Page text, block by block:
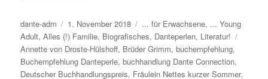
Autor
dante-adm
Veröffentlicht
am
1. November 2018 Kategorien
... für Erwachsene, ... Young
Adult,Alles (!) Familie, Biografisches, Danteperlen, Literatur!
Annette von Droste-Hülshoff, Brüder Grimm,buchempfehlung,
Buchempfehlung Danteperle,buchhandlung Dante Connection,
Deutscher Buchhandlungspreis, Fräulein Nettes kurzer Sommer,